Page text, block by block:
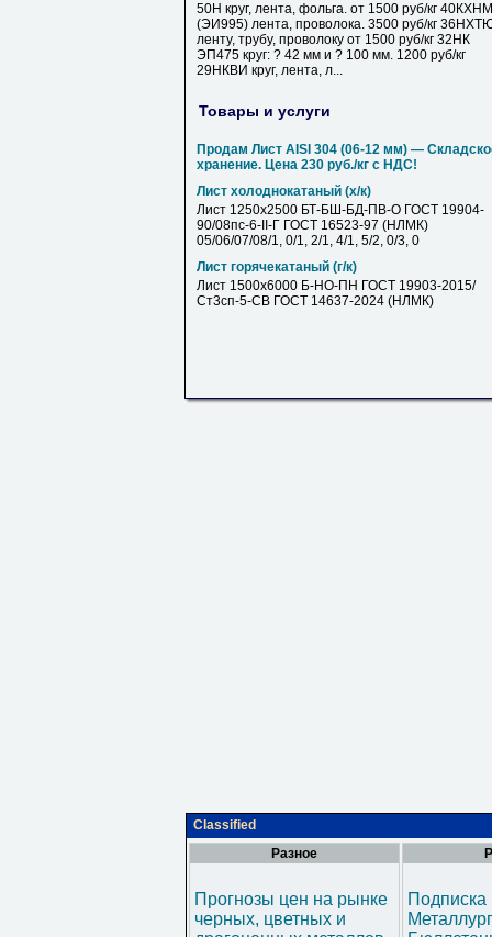
50Н круг, лента, фольга. от 1500 руб/кг 40КХНМ
(ЭИ995) лента, проволока. 3500 руб/кг
ленту, трубу, проволоку от 1500 руб/кг 32НК
ЭП475 круг: ? 42 мм и ? 100 мм. 1200 руб/кг
29НКВИ круг, лента, л...
Товары и услуги
Продам Лист AISI 304 (06-12 мм) —
хранение. Цена 230 руб./кг с НДС!
Лист холоднокатаный (х/к)
Лист 1250х2500 БТ-БШ-БД-ПВ-О ГОСТ 19904-
90/08пс-6-II-Г ГОСТ 16523-97 (НЛМК)
05/06/07/08/1, 0/1, 2/1, 4/1, 5/2, 0/3, 0
Лист горячекатаный (г/к)
Лист 1500х6000 Б-НО-ПН ГОСТ 19903-2015/
Ст3сп-5-СВ ГОСТ 14637-2024 (НЛМК)
Classified
Разное
Прогнозы цен на рынке
черных, цветных и